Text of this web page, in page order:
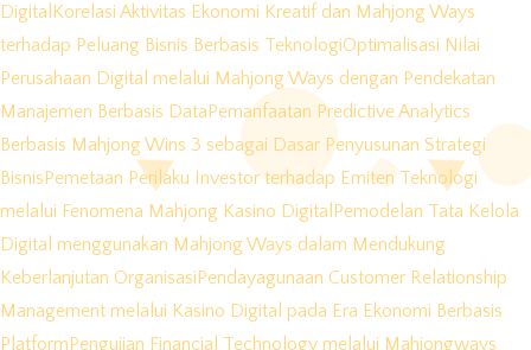
Digital Korelasi Aktivitas Ekonomi Kreatif dan Mahjong Ways
terhadap Peluang Bisnis Berbasis TeknologiOptimalisasi Nilai
Perusahaan Digital melalui Mahjong Ways dengan Pendekatan
Manajemen Berbasis Data Pemanfaatan Predictive Analytics
Berbasis Mahjong Wins 3 sebagai Dasar Penyusunan Strategi
Bisnis Pemetaan Perilaku Investor terhadap Emiten Teknologi
melalui Fenomena Mahjong Kasino Digital Pemodelan Tata Kelola
Digital menggunakan Mahjong Ways dalam Mendukung
Keberlanjutan Organisasi Pendayagunaan Customer Relationship
Management melalui Kasino Digital pada Era Ekonomi Berbasis
Platform Pengujian Financial Technology melalui Mahjongways